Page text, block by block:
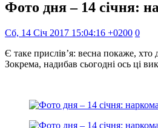
Фото дня – 14 січня:
Сб, 14 Січ 2017 15:04:16 +0200 0
Є таке прислів’я: весна покаже, хто
Зокрема, надибав сьогодні ось ці